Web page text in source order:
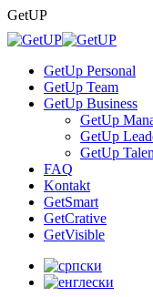
Skip
to
content
GetUP
GetUp Personal
GetUp Team
GetUp Business
GetUp
GetUp
GetUp
FAQ
Kontakt
GetSmart
GetCrative
GetVisible